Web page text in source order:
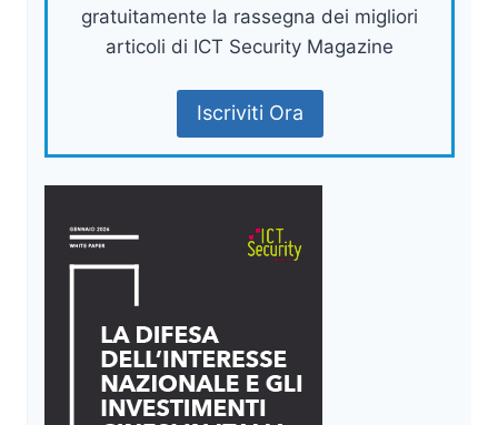
gratuitamente la rassegna dei migliori
articoli di ICT Security Magazine
Iscriviti Ora